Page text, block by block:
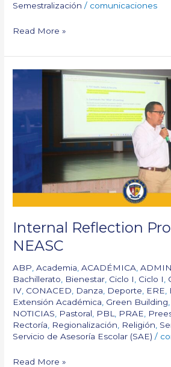
Semestralización / comunicaciones
Read More »
Internal Reflection
NEASC
ABP,Academia,ACADÉMICA,
Bachillerato, Bienestar, Ciclo I, Ciclo I,
IV, CONACED, Danza, Deporte, ERE,
Extensión Académica, Green Building,
NOTICIAS, Pastoral, PBL, PRAE,
Rectoría, Regionalización, Religión,
Servicio de Asesoría Escolar (SAE) /
Internal
–
NEASC
Read More »